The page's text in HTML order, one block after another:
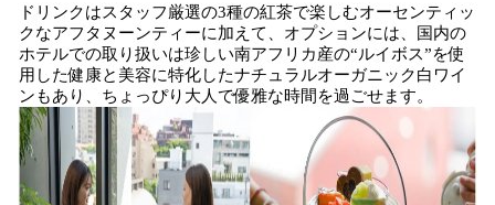
ドリンクはスタッフ厳選の3種の紅茶で楽しむオーセンティッ
クなアフタヌーンティーに加えて、オプションには、国内の
ホテルでの取り扱いは珍しい南アフリカ産の“ルイボス”を使
用した健康と美容に特化したナチュラルオーガニック白ワイ
ンもあり、ちょっぴり大人で優雅な時間を過ごせます。